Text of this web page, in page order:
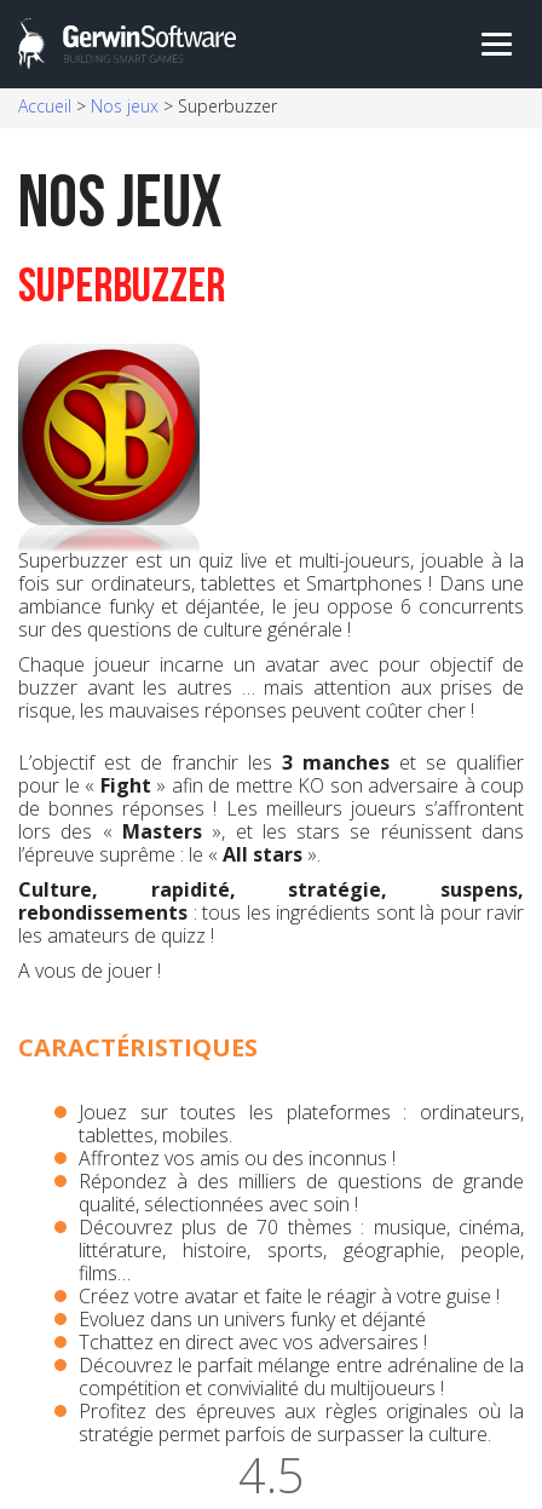
SkipAccueil > Nos jeux > Superbuzzer
Nos Jeux
Superbuzzer
Superbuzzer est un quiz live et multi-joueurs, jouable à la
fois sur ordinateurs, tablettes et Smartphones ! Dans une
ambiance funky et déjantée, le jeu oppose 6 concurrents
sur des questions de culture générale !
Chaque joueur incarne un avatar avec pour objectif de
buzzer avant les autres … mais attention aux prises de
risque, les mauvaises réponses peuvent coûter cher !
L’objectif est de franchir les 3 manches et se qualifier
pour le « Fight » afin de mettre KO son adversaire à coup
de bonnes réponses ! Les meilleurs joueurs s’affrontent
lors des « Masters», et les stars se réunissent dans
l’épreuve suprême : le « All stars ».
Culture, rapidité, stratégie, suspens,
rebondissements : tous les ingrédients sont là pour ravir
les amateurs de quizz !
A vous de jouer !
CARACTÉRISTIQUES
Jouez sur toutes les plateformes : ordinateurs,
tablettes, mobiles.
Affrontez vos amis ou des inconnus !
Répondez à des milliers de questions de grande
qualité, sélectionnées avec soin !
Découvrez plus de 70 thèmes : musique, cinéma,
littérature, histoire, sports, géographie, people,
films…
Créez votre avatar et faite le réagir à votre guise !
Evoluez dans un univers funky et déjanté
Tchattez en direct avec vos adversaires !
Découvrez le parfait mélange entre adrénaline de la
compétition et convivialité du multijoueurs !
Profitez des épreuves aux règles originales où la
stratégie permet parfois de surpasser la culture.
4.5